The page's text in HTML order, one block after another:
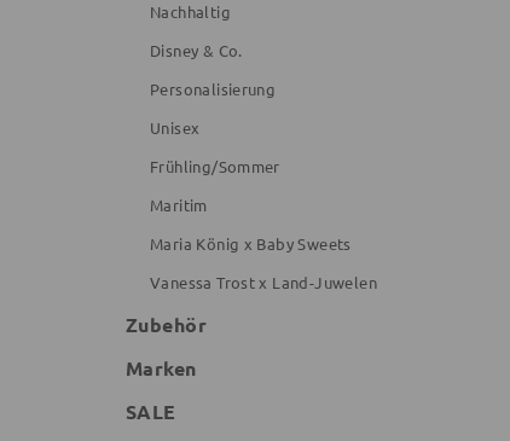
Nachhaltig
Disney & Co.
Personalisierung
Unisex
Frühling/Sommer
Maritim
Maria König x Baby Sweets
Vanessa Trost x Land-Juwelen
Zubehör
Marken
SALE